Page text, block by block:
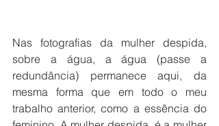
Nas fotografias da mulher despida,
sobre a água, a água (passe a
redundância) permanece aqui, da
mesma forma que em todo o meu
trabalho anterior, como a essência do